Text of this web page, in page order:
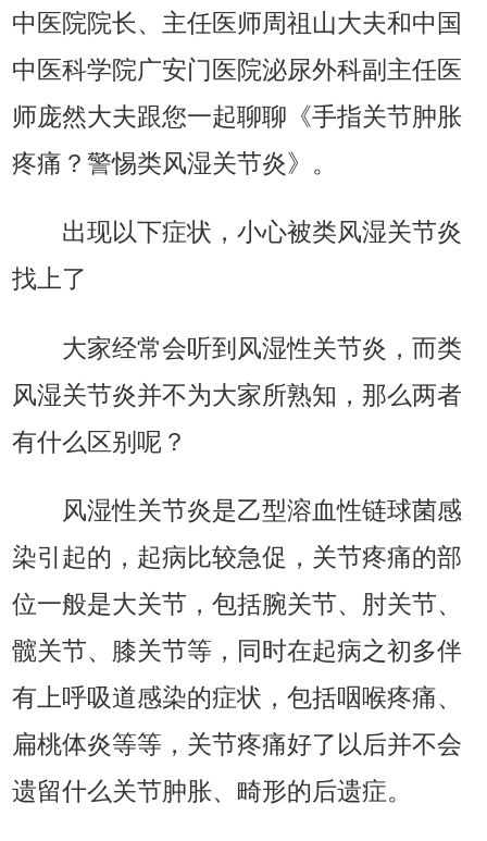
中医院院长、主任医师周祖山大夫和中国
中医科学院广安门医院泌尿外科副主任医
师庞然大夫跟您一起聊聊《手指关节肿胀
疼痛？警惕类风湿关节炎》。
出现以下症状，小心被类风湿关节炎
找上了
大家经常会听到风湿性关节炎，而类
风湿关节炎并不为大家所熟知，那么两者
有什么区别呢？
风湿性关节炎是乙型溶血性链球菌感
染引起的，起病比较急促，关节疼痛的部
位一般是大关节，包括腕关节、肘关节、
髋关节、膝关节等，同时在起病之初多伴
有上呼吸道感染的症状，包括咽喉疼痛、
扁桃体炎等等，关节疼痛好了以后并不会
遗留什么关节肿胀、畸形的后遗症。